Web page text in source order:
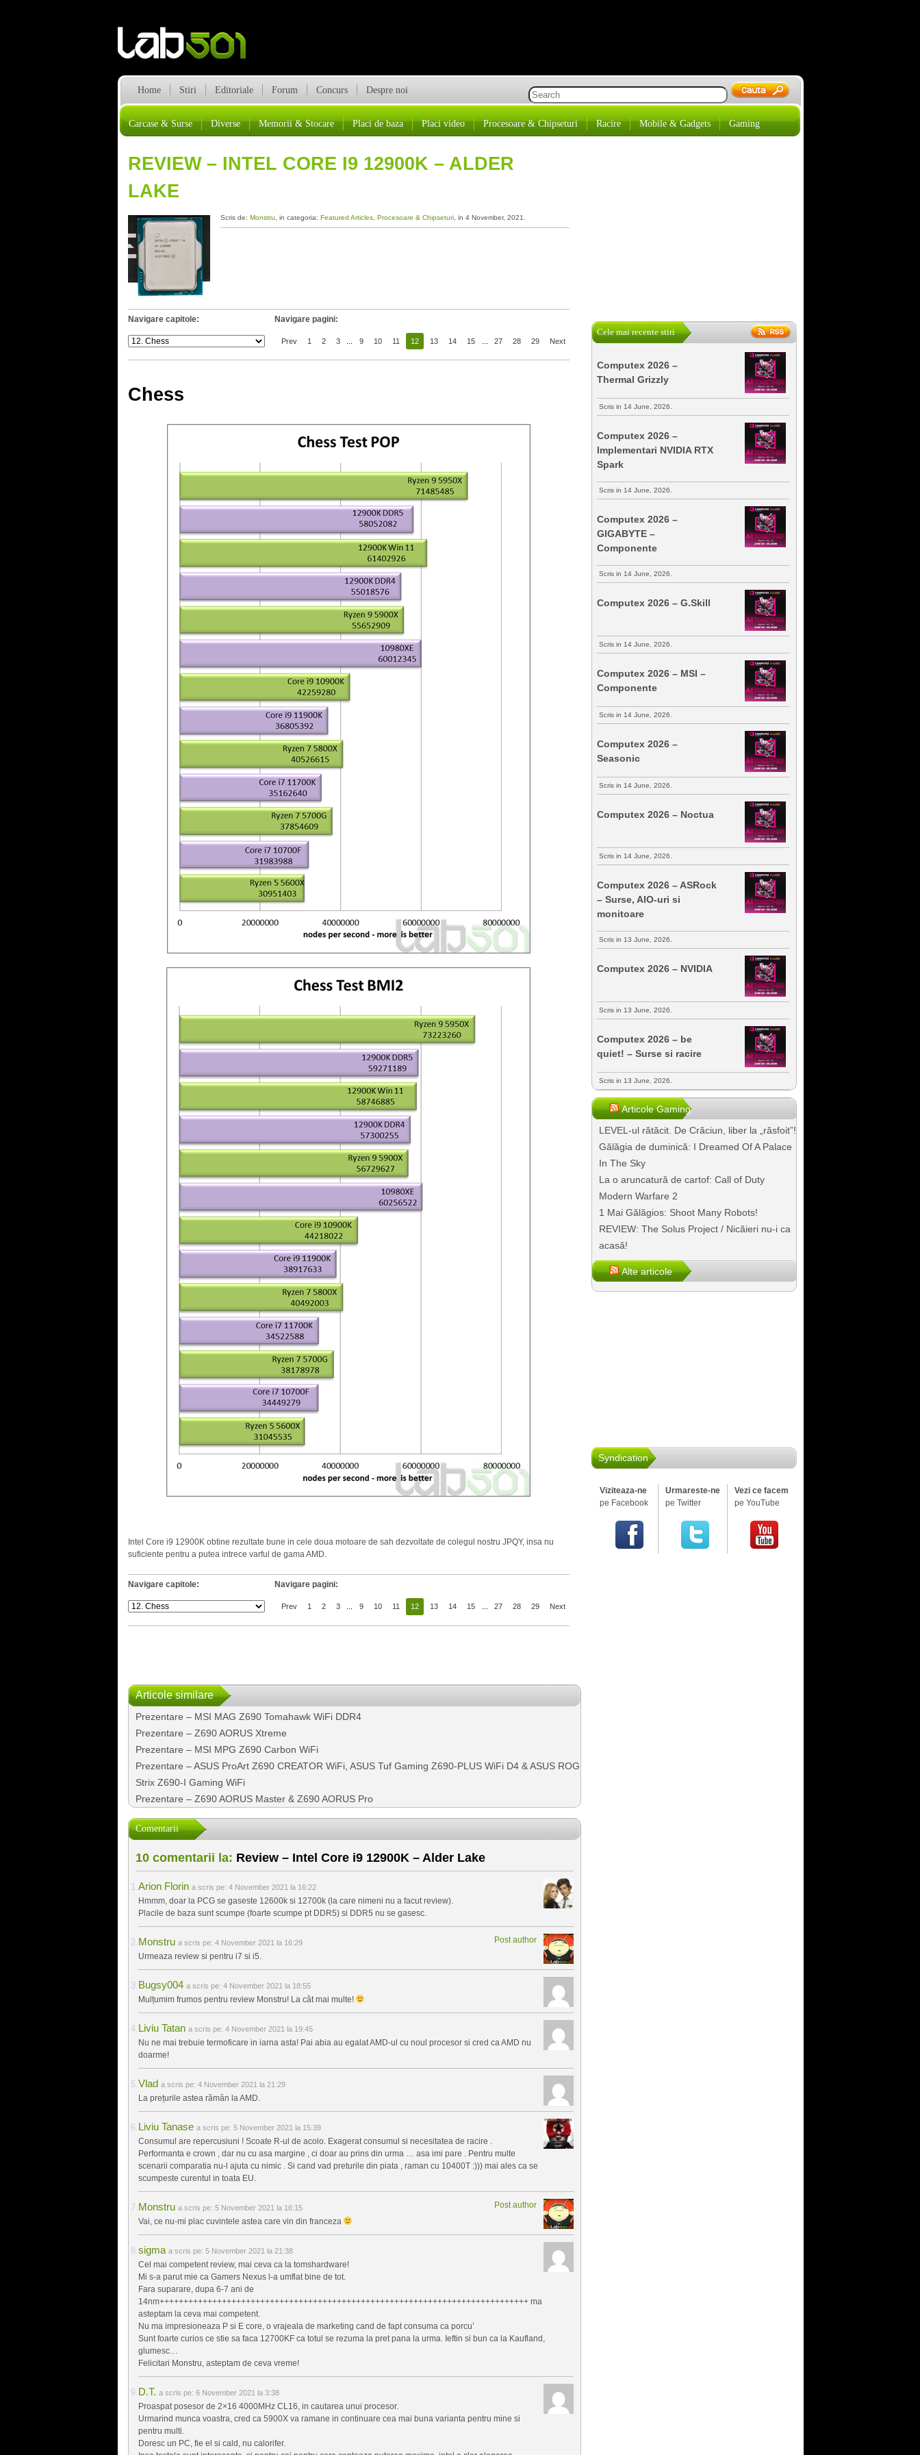
Home Stiri Editoriale Forum Concurs Despre noi
Carcase & Surse Diverse Memorii & Stocare Placi de baza Placi video Procesoare & Chipseturi Racire Mobile & Gadgets Gaming
REVIEW – INTEL CORE I9 12900K – ALDER
LAKE
Scris de: Monstru , in categoria: Featured Articles, Procesoare & Chipseturi, in 4 November, 2021.
Navigare capitole: Navigare pagini:
Prev 1 2 3 9 10 11 12 13 14 15 27 28 29 Next
Chess
Intel Core i9 12900K obtine rezultate bune in cele doua motoare de sah dezvoltate de colegul nostru JPQY, insa nu
suficiente pentru a putea intrece varful de gama AMD.
Navigare capitole: Navigare pagini:
Prev 1 2 3 9 10 11 12 13 14 15 27 28 29 Next
Articole similare
Prezentare – MSI MAG Z690 Tomahawk WiFi DDR4
Prezentare – Z690 AORUS Xtreme
Prezentare – MSI MPG Z690 Carbon WiFi
Prezentare – ASUS ProArt Z690 CREATOR WiFi, ASUS Tuf Gaming Z690-PLUS WiFi D4 & ASUS ROG
Strix Z690-I Gaming WiFi
Prezentare – Z690 AORUS Master & Z690 AORUS Pro
Comentarii
10 comentarii la: Review – Intel Core i9 12900K – Alder Lake
Arion Florin a scris pe: 4 November 2021 la 16:22
Hmmm, doar la PCG se gaseste 12600k si 12700k (la care nimeni nu a facut review).
Placile de baza sunt scumpe (foarte scumpe pt DDR5) si DDR5 nu se gasesc.
Monstru Post author
a scris pe: 4 November 2021 la 16:29
Urmeaza review si pentru i7 si i5.
Bugsy004 a scris pe: 4 November 2021 la 18:55
Mulțumim frumos pentru review Monstru! La cât mai multe!
Liviu Tatan a scris pe: 4 November 2021 la 19:45
Nu ne mai trebuie termoficare in iarna asta! Pai abia au egalat AMD-ul cu noul procesor si cred ca AMD nu
doarme!
Vlad a scris pe: 4 November 2021 la 21:29
La prețurile astea rămân la AMD.
Liviu Tanase a scris pe: 5 November 2021 la 15:39
Consumul are repercusiuni ! Scoate R-ul de acolo. Exagerat consumul si necesitatea de racire .
Performanta e crown , dar nu cu asa margine , ci doar au prins din urma … asa imi pare . Pentru multe
scenarii comparatia nu-l ajuta cu nimic . Si cand vad preturile din piata , raman cu 10400T :))) mai ales ca se
scumpeste curentul in toata EU.
Monstru Post author
a scris pe: 5 November 2021 la 16:15
Vai, ce nu-mi plac cuvintele astea care vin din franceza
sigma a scris pe: 5 November 2021 la 21:38
Cel mai competent review, mai ceva ca la tomshardware!
Mi s-a parut mie ca Gamers Nexus l-a umflat bine de tot.
Fara suparare, dupa 6-7 ani de
14nm+++++++++++++++++++++++++++++++++++++++++++++++++++++++++++++++++++++++++++++ ma
asteptam la ceva mai competent.
Nu ma impresioneaza P si E core, o vrajeala de marketing cand de fapt consuma ca porcu’
Sunt foarte curios ce stie sa faca 12700KF ca totul se rezuma la pret pana la urma. Ieftin si bun ca la Kaufland,
glumesc…
Felicitari Monstru, asteptam de ceva vreme!
D.T. a scris pe: 6 November 2021 la 3:38
Proaspat posesor de 2×16 4000MHz CL16, in cautarea unui procesor.
Urmarind munca voastra, cred ca 5900X va ramane in continuare cea mai buna varianta pentru mine si
pentru multi.
Doresc un PC, fie el si cald, nu calorifer.
Cele mai recente stiri
Computex 2026 –
Thermal Grizzly
Scris in 14 June, 2026.
Computex 2026 –
Implementari NVIDIA RTX
Spark
Scris in 14 June, 2026.
Computex 2026 –
GIGABYTE –
Componente
Scris in 14 June, 2026.
Computex 2026 – G.Skill
Scris in 14 June, 2026.
Computex 2026 – MSI –
Componente
Scris in 14 June, 2026.
Computex 2026 –
Seasonic
Scris in 14 June, 2026.
Computex 2026 – Noctua
Scris in 14 June, 2026.
Computex 2026 – ASRock
– Surse, AIO-uri si
monitoare
Scris in 13 June, 2026.
Computex 2026 – NVIDIA
Scris in 13 June, 2026.
Computex 2026 – be
quiet! – Surse si racire
Scris in 13 June, 2026.
Articole Gaming
LEVEL-ul rătăcit. De Crăciun, liber la „răsfoit”!
Gălăgia de duminică: I Dreamed Of A Palace
In The Sky
La o aruncatură de cartof: Call of Duty
Modern Warfare 2
1 Mai Gălăgios: Shoot Many Robots!
REVIEW: The Solus Project / Nicăieri nu-i ca
acasă!
Alte articole
Syndication
Viziteaza-ne
pe Facebook
Urmareste-ne
pe Twitter
Vezi ce facem
pe YouTube